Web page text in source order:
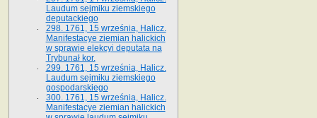
Laudum sejmiku ziemskiego
deputackiego
298. 1761, 15 września, Halicz.
Manifestacye ziemian halickich
w sprawie elekcyi deputata na
Trybunał kor.
299. 1761, 15 września, Halicz.
Laudum sejmiku ziemskiego
gospodarskiego
300. 1761, 15 września, Halicz.
Manifestacye ziemian halickich